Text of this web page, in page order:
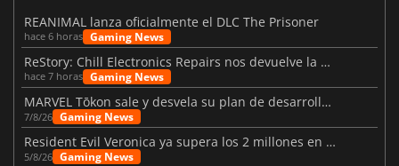
REANIMAL lanza oficialmente el DLC The Prisoner
hace 6 horas Gaming News
ReStory: Chill Electronics Repairs nos devuelve la nostalgia de los 2000
hace 7 horas Gaming News
MARVEL Tōkon sale y desvela su plan de desarrollo para el primer año
7/8/26 Gaming News
Resident Evil Veronica ya supera los 2 millones en listas de deseados
5/8/26 Gaming News